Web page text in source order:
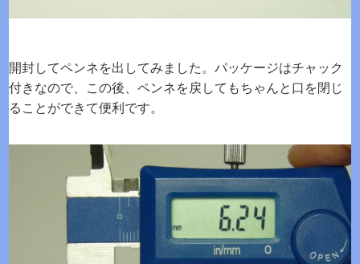
開封してペンネを出してみました。パッケージはチャック
付きなので、この後、ペンネを戻してもちゃんと口を閉じ
ることができて便利です。